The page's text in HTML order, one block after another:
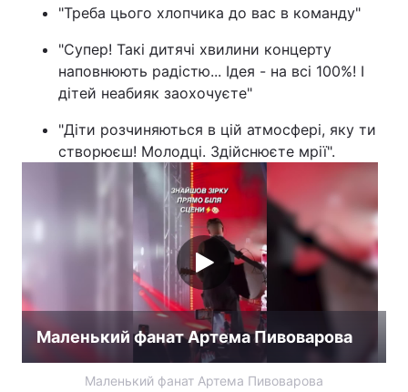
"Треба цього хлопчика до вас в команду"
"Супер! Такі дитячі хвилини концерту
наповнюють радістю... Ідея - на всі 100%! І
дітей неабияк заохочуєте"
"Діти розчиняються в цій атмосфері, яку ти
створюєш! Молодці. Здійснюєте мрії".
Маленький фанат Артема Пивоварова
Маленький фанат Артема Пивоварова